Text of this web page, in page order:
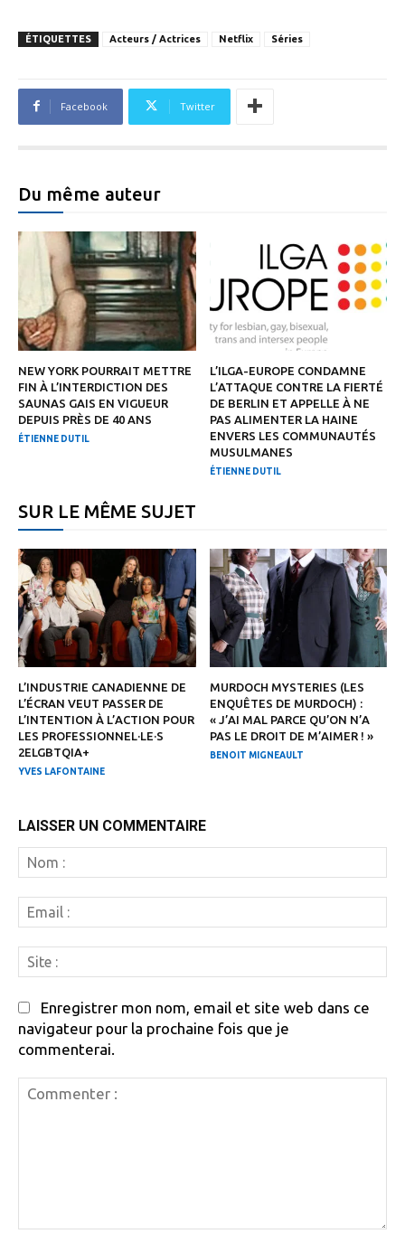
ÉTIQUETTES Acteurs / Actrices Netflix Séries
Facebook Twitter
Du même auteur
NEW YORK POURRAIT METTRE
FIN À L’INTERDICTION DES
SAUNAS GAIS EN VIGUEUR
DEPUIS PRÈS DE 40 ANS
ÉTIENNE DUTIL
L’ILGA-EUROPE CONDAMNE
L’ATTAQUE CONTRE LA FIERTÉ
DE BERLIN ET APPELLE À NE
PAS ALIMENTER LA HAINE
ENVERS LES COMMUNAUTÉS
MUSULMANES
ÉTIENNE DUTIL
SUR LE MÊME SUJET
L’INDUSTRIE CANADIENNE DE
L’ÉCRAN VEUT PASSER DE
L’INTENTION À L’ACTION POUR
LES PROFESSIONNEL·LE·S
2ELGBTQIA+
YVES LAFONTAINE
MURDOCH MYSTERIES (LES
ENQUÊTES DE MURDOCH) :
« J’AI MAL PARCE QU’ON N’A
PAS LE DROIT DE M’AIMER ! »
BENOIT MIGNEAULT
LAISSER UN COMMENTAIRE
:
:
:
Enregistrer mon nom, email et site web dans ce
navigateur pour la prochaine fois que je
commenterai.